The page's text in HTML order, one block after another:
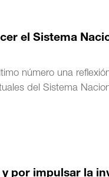
el Sistema
número una
del Sistema
por impulsar la